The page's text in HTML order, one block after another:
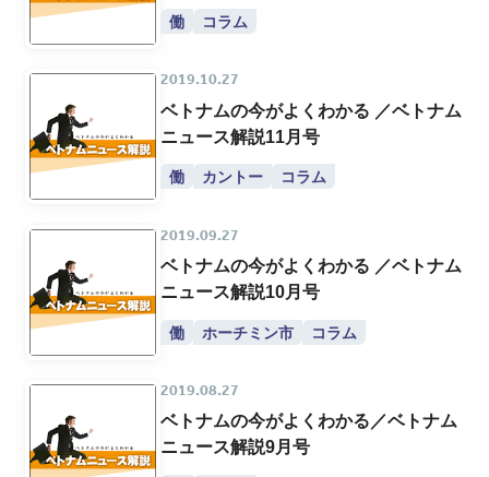
働 コラム
2019.10.27
ベトナムの今がよくわかる ／ベトナム
ニュース解説11月号
働 カントー コラム
2019.09.27
ベトナムの今がよくわかる ／ベトナム
ニュース解説10月号
働 ホーチミン市 コラム
2019.08.27
ベトナムの今がよくわかる／ベトナム
ニュース解説9月号